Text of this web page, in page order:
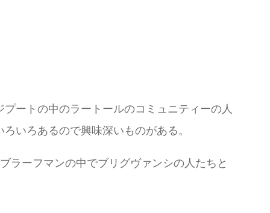
ートの中のラートールのコミュニティーの人
いろあるので興味深いものがある。
ラーフマンの中でブリグヴァンシの人たちと